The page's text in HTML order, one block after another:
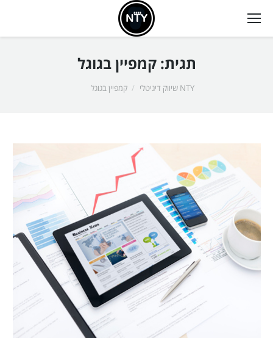
תגית:קמפיין בגוגל
NTY שיווק דיגיטלי קמפיין בגוגל